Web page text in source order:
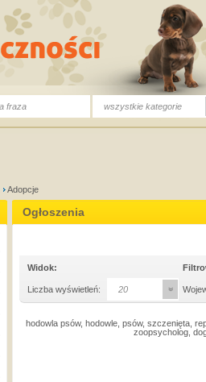
wszystkie kategorie
Adopcje
Ogłoszenia
Widok:
Liczba wyświetleń: 20
hodowla psów, hodowle, psów, szczenięta,
zoopsycholog,